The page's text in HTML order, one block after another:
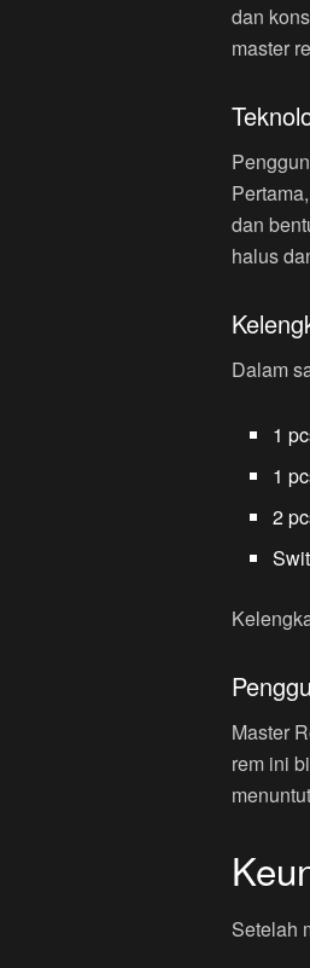
dan
master
dan
halus
Dalam
1
1
2
Master
rem ini
Setelah